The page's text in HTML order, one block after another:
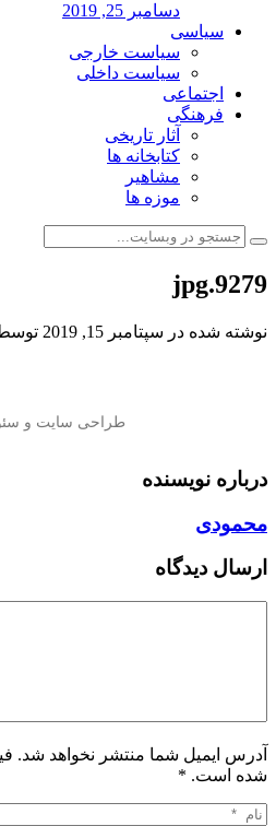
دسامبر 25, 2019
سیاسی
سیاست خارجی
سیاست داخلی
اجتماعی
فرهنگی
آثار تاریخی
کتابخانه ها
مشاهیر
موزه ها
9279.jpg
نوشته شده در سپتامبر 15, 2019
درباره نویسنده
محمودی
ارسال دیدگاه
آدرس ایمیل شما منتشر نخواهد
شده است. *